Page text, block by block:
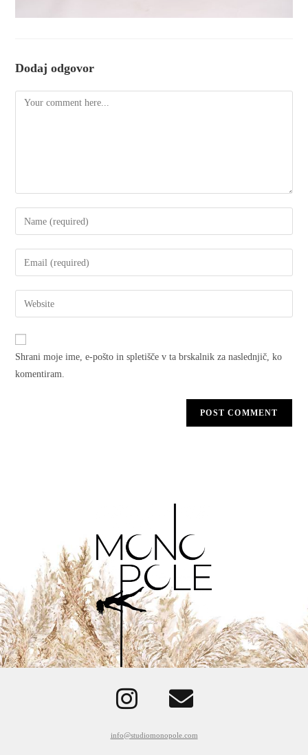
Dodaj odgovor
Shrani moje ime, e-pošto in spletišče v ta brskalnik za naslednjič, ko
komentiram.
info@studiomonopole.com